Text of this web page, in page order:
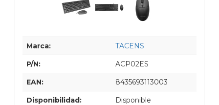
Marca: TACENS
P/N: ACP02ES
EAN: 8435693113003
Disponibilidad: Disponible